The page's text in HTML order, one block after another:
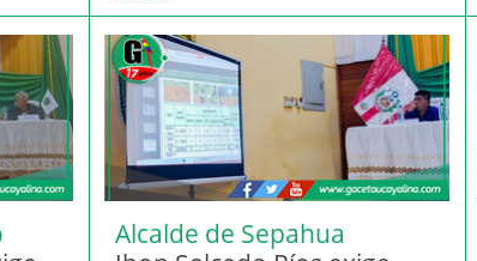
Alcalde de Sepahua